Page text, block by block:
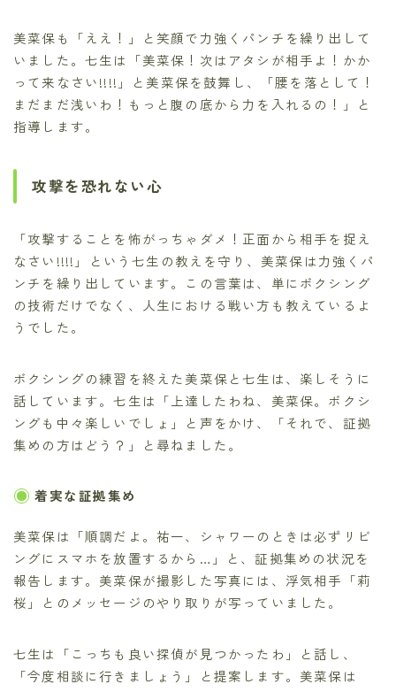
美菜保も「ええ！」と笑顔で力強くパンチを繰り出して
いました。七生は「美菜保！次はアタシが相手よ！かか
って来なさい!!!!」と美菜保を鼓舞し、「腰を落として！
まだまだ浅いわ！もっと腹の底から力を入れるの！」と
指導します。
攻撃を恐れない心
「攻撃することを怖がっちゃダメ！正面から相手を捉え
なさい!!!!」という七生の教えを守り、美菜保は力強くパ
ンチを繰り出しています。この言葉は、単にボクシング
の技術だけでなく、人生における戦い方も教えているよ
うでした。
ボクシングの練習を終えた美菜保と七生は、楽しそうに
話しています。七生は「上達したわね、美菜保。ボクシ
ングも中々楽しいでしょ」と声をかけ、「それで、証拠
集めの方はどう？」と尋ねました。
着実な証拠集め
美菜保は「順調だよ。祐一、シャワーのときは必ずリビ
ングにスマホを放置するから…」と、証拠集めの状況を
報告します。美菜保が撮影した写真には、浮気相手「莉
桜」とのメッセージのやり取りが写っていました。
七生は「こっちも良い探偵が見つかったわ」と話し、
「今度相談に行きましょう」と提案します。美菜保は